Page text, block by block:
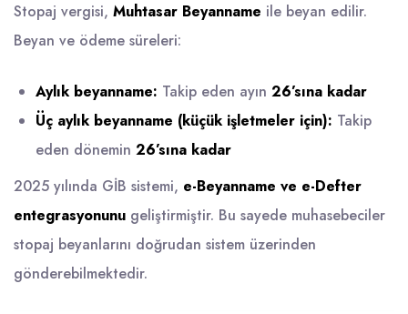
Stopaj vergisi, Muhtasar Beyanname ile beyan edilir.
Beyan ve ödeme süreleri:
Aylık beyanname: Takip eden ayın 26’sına kadar
Üç aylık beyanname (küçük işletmeler için): Takip
eden dönemin 26’sına kadar
2025 yılında GİB sistemi, e-Beyanname ve e-Defter
entegrasyonunu geliştirmiştir. Bu sayede muhasebeciler
stopaj beyanlarını doğrudan sistem üzerinden
gönderebilmektedir.